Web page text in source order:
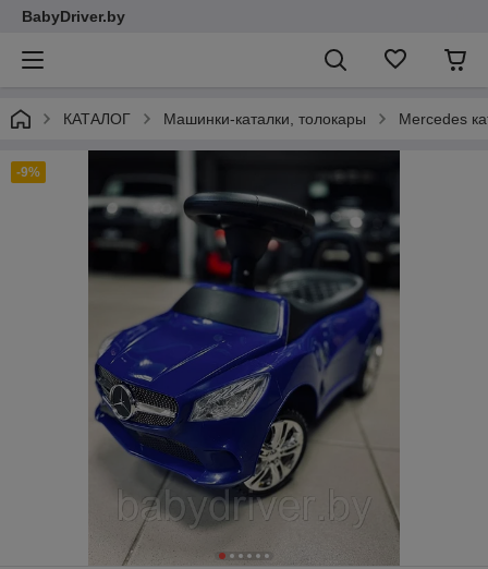
BabyDriver.by
КАТАЛОГ Машинки-каталки, толокары Mercedes
-9%